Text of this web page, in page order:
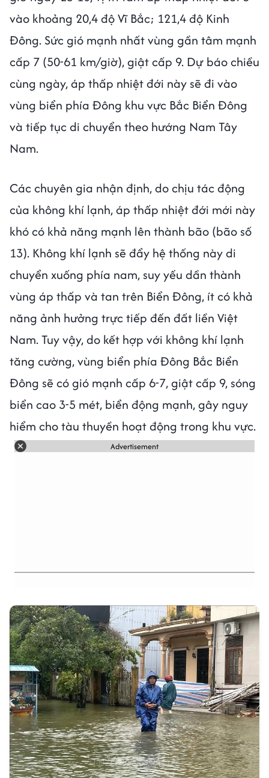
vào khoảng 20,4 độ Vĩ Bắc; 121,4 độ Kinh
Đông. Sức gió mạnh nhất vùng gần tâm mạnh
cấp 7 (50-61 km/giờ), giật cấp 9. Dự báo chiều
cùng ngày, áp thấp nhiệt đới này sẽ đi vào
vùng biển phía Đông khu vực Bắc Biển Đông
và tiếp tục di chuyển theo hướng Nam Tây
Nam.
Các chuyên gia nhận định, do chịu tác động
của không khí lạnh, áp thấp nhiệt đới mới này
khó có khả năng mạnh lên thành bão (bão số
13). Không khí lạnh sẽ đẩy hệ thống này di
chuyển xuống phía nam, suy yếu dần thành
vùng áp thấp và tan trên Biển Đông, ít có khả
năng ảnh hưởng trực tiếp đến đất liền Việt
Nam. Tuy vậy, do kết hợp với không khí lạnh
tăng cường, vùng biển phía Đông Bắc Biển
Đông sẽ có gió mạnh cấp 6-7, giật cấp 9, sóng
biển cao 3-5 mét, biển động mạnh, gây nguy
hiểm cho tàu thuyền hoạt động trong khu vực.
Advertisement